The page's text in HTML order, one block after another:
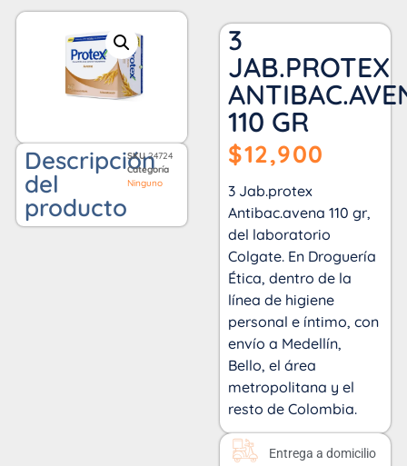
Descripción
del
producto
SKU24724
Categoría
Ninguno
3
JAB.PROTEX
110 GR
$12,900
3 Jab.protex
Antibac.avena 110 gr,
del laboratorio
Colgate. En Droguería
Ética, dentro de la
línea de higiene
personal e íntimo, con
envío a Medellín,
Bello, el área
metropolitana y el
resto de Colombia.
Entrega a domicilio